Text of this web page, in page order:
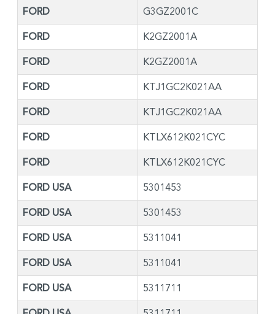
FORD G3GZ2001C
FORD K2GZ2001A
FORD K2GZ2001A
FORD KTJ1GC2K021AA
FORD KTJ1GC2K021AA
FORD KTLX612K021CYC
FORD KTLX612K021CYC
FORD USA 5301453
FORD USA 5301453
FORD USA 5311041
FORD USA 5311041
FORD USA 5311711